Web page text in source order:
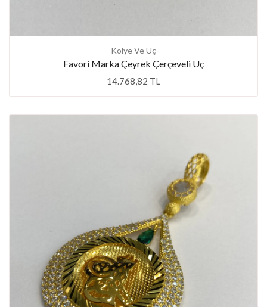
Kolye Ve Uç
Favori Marka Çeyrek Çerçeveli Uç
14.768,82 TL